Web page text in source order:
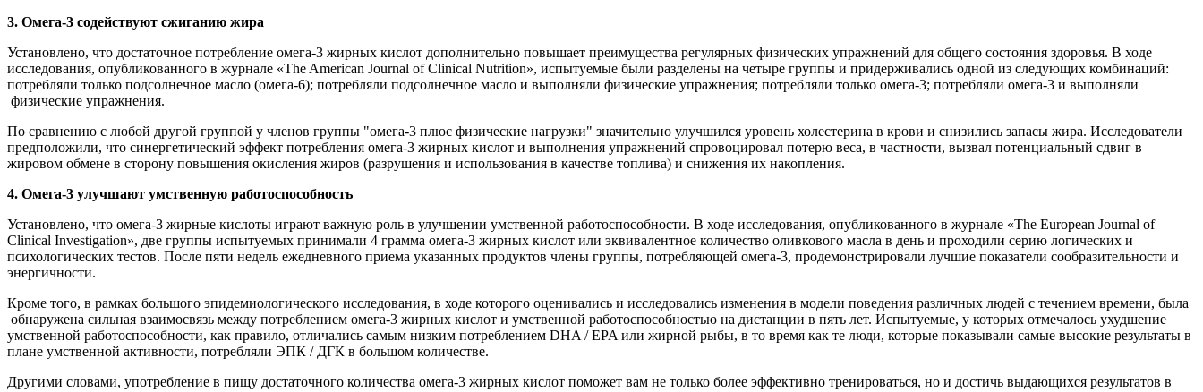
3. Омега-3 содействуют сжиганию жира
Установлено, что достаточное потребление омега-3 жирных кислот дополнительно повышает преимущества регулярных физических упражнений для общего состояния здоровья. В ходе
исследования, опубликованного в журнале «Тhe American Journal of Clinical Nutrition», испытуемые были разделены на четыре группы и придерживались одной из следующих комбинаций:
потребляли только подсолнечное масло (омега-6); потребляли подсолнечное масло и выполняли физические упражнения; потребляли только омега-3; потребляли омега-3 и выполняли
физические упражнения.
По сравнению с любой другой группой у членов группы "омега-3 плюс физические нагрузки" значительно улучшился уровень холестерина в крови и снизились запасы жира. Исследователи
предположили, что синергетический эффект потребления омега-3 жирных кислот и выполнения упражнений спровоцировал потерю веса, в частности, вызвал потенциальный сдвиг в
жировом обмене в сторону повышения окисления жиров (разрушения и использования в качестве топлива) и снижения их накопления.
4. Омега-3 улучшают умственную работоспособность
Установлено, что омега-3 жирные кислоты играют важную роль в улучшении умственной работоспособности. В ходе исследования, опубликованного в журнале «Тhe European Journal of
Clinical Investigation», две группы испытуемых принимали 4 грамма омега-3 жирных кислот или эквивалентное количество оливкового масла в день и проходили серию логических и
психологических тестов. После пяти недель ежедневного приема указанных продуктов члены группы, потребляющей омега-3, продемонстрировали лучшие показатели сообразительности и
энергичности.
Кроме того, в рамках большого эпидемиологического исследования, в ходе которого оценивались и исследовались изменения в модели поведения различных людей с течением времени, была
обнаружена сильная взаимосвязь между потреблением омега-3 жирных кислот и умственной работоспособностью на дистанции в пять лет. Испытуемые, у которых отмечалось ухудшение
умственной работоспособности, как правило, отличались самым низким потреблением DHA / EPA или жирной рыбы, в то время как те люди, которые показывали самые высокие результаты в
плане умственной активности, потребляли ЭПК / ДГК в большом количестве.
Другими словами, употребление в пищу достаточного количества омега-3 жирных кислот поможет вам не только более эффективно тренироваться, но и достичь выдающихся результатов в